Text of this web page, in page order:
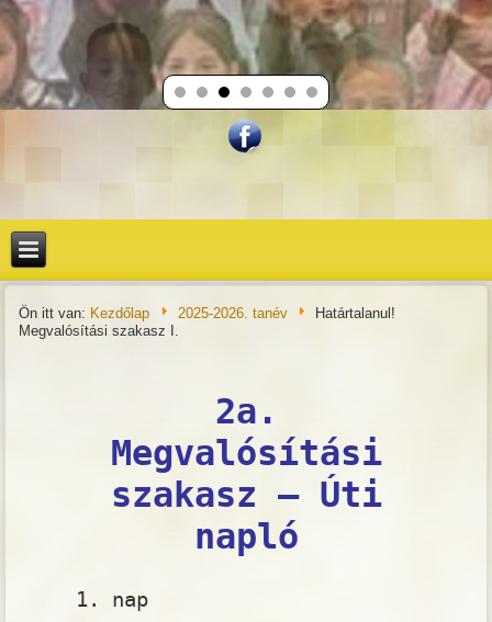
Ön itt van: Kezdőlap 2025-2026. tanév
Határtalanul!
Megvalósítási szakasz I.
2a.
Megvalósítási
szakasz – Úti
napló
1. nap